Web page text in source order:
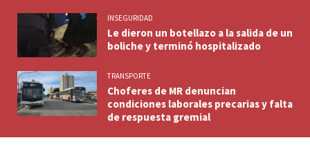
INSEGURIDAD
Le dieron un botellazo a la salida de un
boliche y terminó hospitalizado
TRANSPORTE
Choferes de MR denuncian
condiciones laborales precarias y falta
de respuesta gremial